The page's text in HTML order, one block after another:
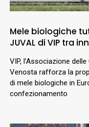
Mele biologiche
JUVAL di VIP tra
VIP, l’Associazione
Venosta rafforza la
di mele biologiche in
confezionamento